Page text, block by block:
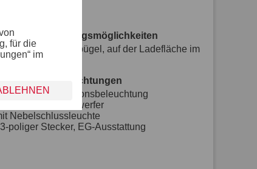
und Sicherungsmöglichkeiten
versenkte Verzurrbügel, auf der Ladefläche im
integriert
Einrichtungen
Multifunktionsbeleuchtung
mit Rückfahrscheinwerfer
Nebelschlussleuchte
poliger Stecker, EG-Ausstattung
für die
im